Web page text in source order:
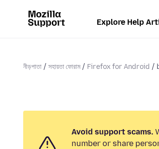
Explore Help
নীড়পাতা সহায়তা ফোরাম Firefox for Android
Avoid support scams.
number or share